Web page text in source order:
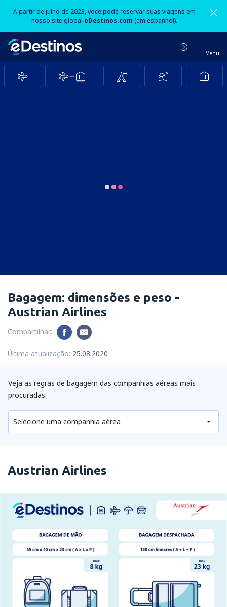
A partir de julho de 2023, você pode reservar suas viagens em
nosso site global eDestinos.com (em espanhol).
Menu
Bagagem: dimensões e peso -
Austrian Airlines
Compartilhar:
Última atualização: 25.08.2020
Veja as regras de bagagem das companhias aéreas mais
procuradas
Selecione uma companhia aérea
Austrian Airlines